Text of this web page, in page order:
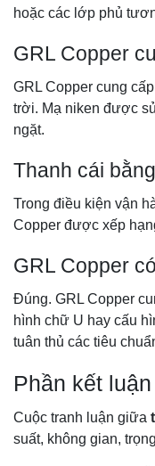
hoặc các lớp phủ
GRL Copper
GRL Copper cung
trời. Mạ niken được
ngặt.
Thanh cái
Trong điều kiện vận
Copper được xếp
GRL Copper
Đúng. GRL Copper
hình chữ U hay cấu
tuân thủ các tiêu
Phần kết luận
Cuộc tranh luận giữa
suất, không gian,